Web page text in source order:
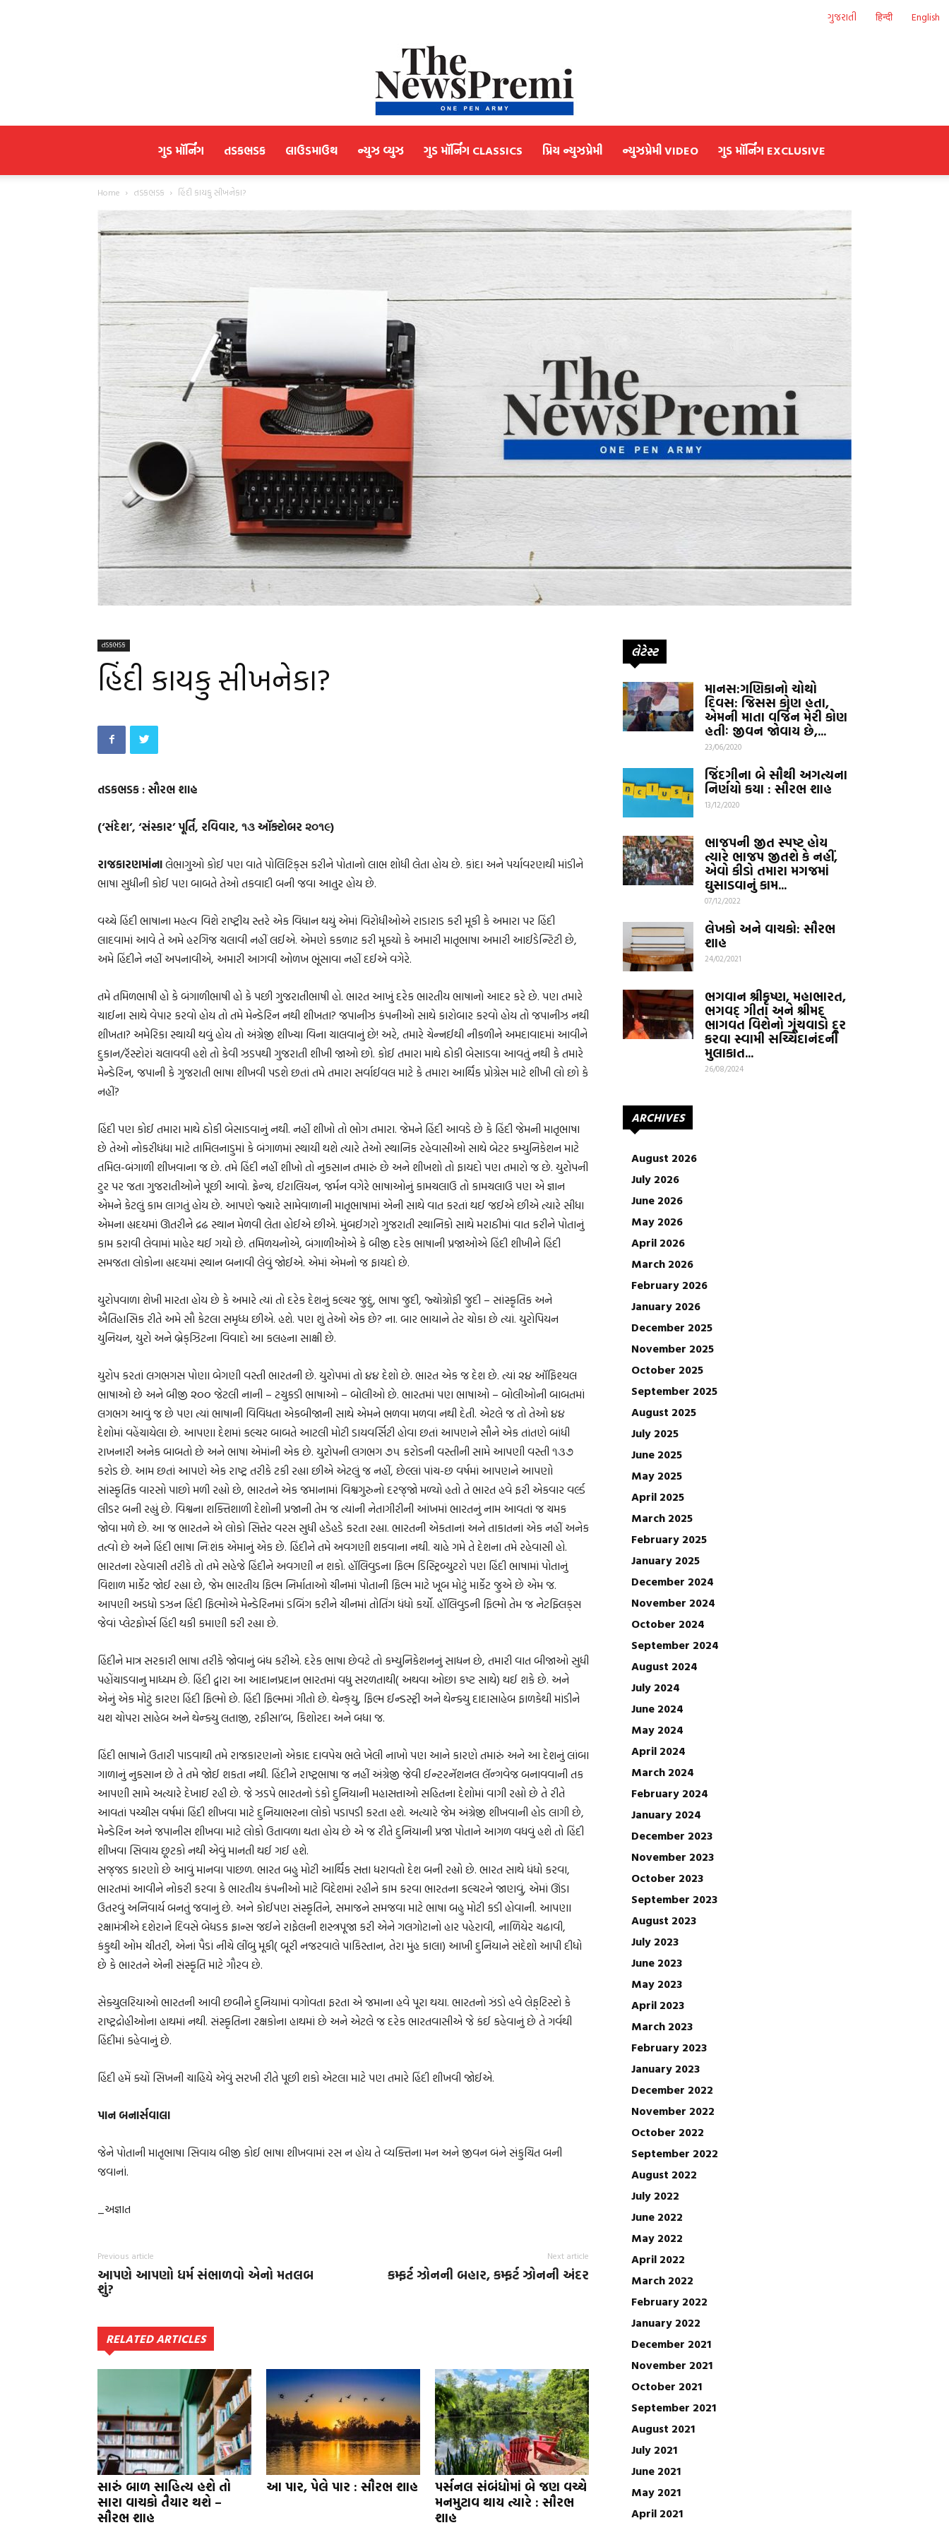
ગુજરાતી हिन्दी English
ગુડ મૉર્નિંગ તડકભડક લાઉડમાઉથ ન્યુઝ વ્યુઝ ગુડ મૉર્નિંગ CLASSICS પ્રિય ન્યુઝપ્રેમી ન્યુઝપ્રેમી VIDEO ગુડ મૉર્નિંગ EXCLUSIVE
Home તડકભડક હિંદી કાયકુ સીખનેકા?
તડકભડક
હિંદી કાયકુ સીખનેકા?
તડકભડક : સૌરભ શાહ
(‘સંદેશ’, ‘સંસ્કાર’ પૂર્તિ, રવિવાર, ૧૩ ઑક્ટોબર ૨૦૧૯)
રાજકારણમાંનાલેભાગુઓ કોઈ પણ વાતે પોલિટિક્‌સ કરીને પોતાનો લાભ શોધી લેતા હોય છે. કાંદા અને પર્યાવરણથી માંડીને
ભાષા સુધીની કોઈ પણ બાબતે તેઓ તકવાદી બની જવા આતુર હોય છે.
વચ્ચે હિંદી ભાષાના મહત્વ વિશે રાષ્ટ્રીય સ્તરે એક વિધાન થયું એમાં વિરોધીઓએ રાડારાડ કરી મૂકી કે અમારા પર હિંદી
લાદવામાં આવે તે અમે હરગિજ ચલાવી નહીં લઈએ. એમણે કકળાટ કરી મૂક્યો કે અમારી માતૃભાષા અમારી આઈડેન્ટિટી છે,
અમે હિંદીને નહીં અપનાવીએ, અમારી આગવી ઓળખ ભૂંસાવા નહીં દઈએ વગેરે.
તમે તમિળભાષી હો કે બંગાળીભાષી હો કે પછી ગુજરાતીભાષી હો. ભારત આખું દરેક ભારતીય ભાષાનો આદર કરે છે. પણ તમારે
ચાઈના સાથે વેપાર કરવો હોય તો તમે મેન્ડેરિન નથી શીખતા? જપાનીઝ કંપનીઓ સાથે કારોબાર કરવો હોય તો જપાનીઝ નથી
શીખતા? અમેરિકા સ્થાયી થવું હોય તો અંગ્રેજી શીખ્યા વિના ચાલવાનું છે! અરે, તમારે ચેન્નઈથી નીકળીને અમદાવાદમાં આવીને
દુકાન/રૅસ્ટોરાં ચલાવવી હશે તો કેવી ઝડપથી ગુજરાતી શીખી જાઓ છો. કોઈ તમારા માથે ઠોકી બેસાડવા આવતું નથી કે તમારે
મેન્ડેરિન, જપાની કે ગુજરાતી ભાષા શીખવી પડશે છતાં તમે તમારા સર્વાઈવલ માટે કે તમારા આર્થિક પ્રોગ્રેસ માટે શીખી લો છો કે
નહીં?
હિંદી પણ કોઈ તમારા માથે ઠોકી બેસાડવાનું નથી. નહીં શીખો તો ભોગ તમારા. જેમને હિંદી આવડે છે કે હિંદી જેમની માતૃભાષા
છે તેઓ નોકરીધંધા માટે તામિલનાડુમાં કે બંગાળમાં સ્થાયી થશે ત્યારે તેઓ સ્થાનિક રહેવાસીઓ સાથે બેટર કમ્યુનિકેશન માટે
તમિલ-બંગાળી શીખવાના જ છે. તમે હિંદી નહીં શીખો તો નુકસાન તમારું છે અને શીખશો તો ફાયદો પણ તમારો જ છે. યુરોપની
ટુર પર જતા ગુજરાતીઓને પૂછી આવો. ફ્રેન્ચ, ઈટાલિયન, જર્મન વગેરે ભાષાઓનું કામચલાઉ તો કામચલાઉ પણ એ જ્ઞાન
એમને કેટલું કામ લાગતું હોય છે. આપણે જ્યારે સામેવાળાની માતૃભાષામાં એની સાથે વાત કરતાં થઈ જઈએ છીએ ત્યારે સીધા
એમના હ્યદયમાં ઊતરીને દ્રઢ સ્થાન મેળવી લેતા હોઈએ છીએ. મુંબઈગરો ગુજરાતી સ્થાનિકો સાથે મરાઠીમાં વાત કરીને પોતાનું
કામ કરાવી લેવામાં માહેર થઈ ગયો છે. તમિળયનોએ, બંગાળીઓએ કે બીજી દરેક ભાષાની પ્રજાઓએ હિંદી શીખીને હિંદી
સમજતા લોકોના હ્યદયમાં સ્થાન બનાવી લેવું જોઈએ. એમાં એમનો જ ફાયદો છે.
યુરોપવાળા શેખી મારતા હોય છે કે અમારે ત્યાં તો દરેક દેશનું કલ્ચર જુદું, ભાષા જુદી, જ્યોગ્રોફી જુદી – સાંસ્કૃતિક અને
ઐતિહાસિક રીતે અમે સૌ કેટલા સમૃધ્ધ છીએ. હશે. પણ શું તેઓ એક છે? ના. બાર ભાયાને તેર ચોકા છે ત્યાં. યુરોપિયન
યુનિયન, યુરો અને બ્રેક્‌ઝિટના વિવાદો આ કલહના સાક્ષી છે.
યુરોપ કરતાં લગભગસ પોણા બેગણી વસ્તી ભારતની છે. યુરોપમાં તો ૪૪ દેશો છે. ભારત એક જ દેશ છે. ત્યાં ૨૪ ઑફિશ્યલ
ભાષાઓ છે અને બીજી ૨૦૦ જેટલી નાની – ટચુકડી ભાષાઓ – બોલીઓ છે. ભારતમાં પણ ભાષાઓ – બોલીઓની બાબતમાં
લગભગ આવું જ છે પણ ત્યાં ભાષાની વિવિધતા એકબીજાની સાથે એમને ભળવા મળવા નથી દેતી. એટલે જ તો તેઓ ૪૪
દેશોમાં વહેંચાયેલા છે. આપણા દેશમાં કલ્ચર બાબતે આટલી મોટી ડાયવર્સિટી હોવા છતાં આપણને સૌને એક તાંતણે બાંધી
રાખનારી અનેક બાબતો છે અને ભાષા એમાંની એક છે. યુરોપની લગભગ ૭૫ કરોડની વસ્તીની સામે આપણી વસ્તી ૧૩૭
કરોડ છે. આમ છતાં આપણે એક રાષ્ટ્ર તરીકે ટકી રહ્યા છીએ એટલું જ નહીં, છેલ્લાં પાંચ-છ વર્ષમાં આપણને આપણો
સાંસ્કૃતિક વારસો પાછો મળી રહ્યો છે, ભારતને એક જમાનામાં વિશ્વગુરુનો દરજ્‌જો મળ્યો હતો તે ભારત હવે ફરી એકવાર વર્લ્ડ
લીડર બની રહ્યું છે. વિશ્વના શક્તિશાળી દેશોની પ્રજાની તેમ જ ત્યાંની નેતાગીરીની આંખમાં ભારતનું નામ આવતાં જ ચમક
જોવા મળે છે. આ જ ભારતને એ લોકો સિત્તેર વરસ સુધી હડેહડે કરતા રહ્યા. ભારતની એકતાનાં અને તાકાતનાં એક નહીં અનેક
તત્વો છે અને હિંદી ભાષા નિઃશંક એમાનું એક છે. હિંદીને તમે અવગણી શકવાના નથી. ચાહે ગમે તે દેશના તમે રહેવાસી હો.
ભારતના રહેવાસી તરીકે તો તમે સહેજે હિંદીને અવગણી ન શકો. હૉલિવુડના ફિલ્મ ડિસ્ટ્રિબ્યુટરો પણ હિંદી ભાષામાં પોતાનું
વિશાળ માર્કેટ જોઈ રહ્યા છે, જેમ ભારતીય ફિલ્મ નિર્માતાઓ ચીનમાં પોતાની ફિલ્મ માટે ખૂબ મોટું માર્કેટ જુએ છે એમ જ.
આપણી અડધો ડઝન હિંદી ફિલ્મોએ મેન્ડેરિનમાં ડબિંગ કરીને ચીનમાં તોતિંગ ધંધો કર્યો. હૉલિવુડની ફિલ્મો તેમ જ નેટફ્લિક્‌સ
જેવાં પ્લેટફોર્મ્સ હિંદી થકી કમાણી કરી રહ્યા છે.
હિંદીને માત્ર સરકારી ભાષા તરીકે જોવાનું બંધ કરીએ. દરેક ભાષા છેવટે તો કમ્યુનિકેશનનું સાધન છે, તમારી વાત બીજાઓ સુધી
પહોંચાડવાનુ માધ્યમ છે. હિંદી દ્વારા આ આદાનપ્રદાન ભારતમાં વધુ સરળતાથી( અથવા ઓછા કષ્ટ સાથે) થઈ શકે છે. અને
એનું એક મોટું કારણ હિંદી ફિલ્મો છે. હિંદી ફિલ્મમાં ગીતો છે. થેન્ક્‌યુ, ફિલ્મ ઈન્ડસ્ટ્રી અને થેન્ક્યુ દાદાસાહેબ ફાળકેથી માંડીને
યશ ચોપરા સાહેબ અને થેન્ક્યુ લતાજી, રફીસા’બ, કિશોરદા અને બધા જ.
હિંદી ભાષાને ઉતારી પાડવાથી તમે રાજકારણનો એકાદ દાવપેચ ભલે ખેલી નાખો પણ આને કારણે તમારું અને આ દેશનું લાંબા
ગાળાનું નુકસાન છે તે તમે જોઈ શકતા નથી. હિંદીને રાષ્ટ્રભાષા જ નહીં અંગ્રેજી જેવી ઈન્ટરનૅશનલ લૅન્ગવેજ બનાવવાની તક
આપણી સામે અત્યારે દેખાઈ રહી છે. જે ઝડપે ભારતનો ડંકો દુનિયાની મહાસત્તાઓ સહિતના દેશોમાં વાગી રહ્યો છે તે રીતે
આવતાં પચ્ચીસ વર્ષમાં હિંદી શીખવા માટે દુનિયાભરના લોકો પડાપડી કરતા હશે. અત્યારે જેમ અંગ્રેજી શીખવાની હોડ લાગી છે,
મેન્ડેરિન અને જપાનીસ શીખવા માટે લોકો ઉતાવળા થતા હોય છે એ જ રીતે દુનિયાની પ્રજા પોતાને આગળ વધવું હશે તો હિંદી
શીખવા સિવાય છૂટકો નથી એવું માનતી થઈ ગઈ હશે.
સજ્‌જડ કારણો છે આવું માનવા પાછળ. ભારત બહુ મોટી આર્થિક સત્તા ધરાવતો દેશ બની રહ્યો છે. ભારત સાથે ધંધો કરવા,
ભારતમાં આવીને નોકરી કરવા કે ભારતીય કંપનીઓ માટે વિદેશમાં રહીને કામ કરવા ભારતના કલ્ચરને જાણવું, એમાં ઊંડા
ઉતરવું અનિવાર્ય બનતું જવાનું છે. અને કોઈપણ સંસ્કૃતિને, સમાજને સમજવા માટે ભાષા બહુ મોટી કડી હોવાની. આપણા
રક્ષામંત્રીએ દશેરાને દિવસે બેધડક ફ્રાન્સ જઈને રાફેલની શસ્ત્રપૂજા કરી એને ગલગોટાનો હાર પહેરાવી, નાળિયેર ચઢાવી,
કંકુથી ઓમ ચીતરી, એનાં પૈડાં નીચે લીંબુ મૂકી( બૂરી નજરવાલે પાકિસ્તાન, તેરા મુંહ કાલા) આખી દુનિયાને સંદેશો આપી દીધો
છે કે ભારતને એની સંસ્કૃતિ માટે ગૌરવ છે.
સેક્યુલરિયાઓ ભારતની આવી છબીને દુનિયામાં વગોવતા ફરતા એ જમાના હવે પૂરા થયા. ભારતનો ઝંડો હવે લેફ્‌ટિસ્ટો કે
રાષ્ટ્રદ્રોહીઓના હાથમાં નથી. સંસ્કૃતિના રક્ષકોના હાથમાં છે અને એટલે જ દરેક ભારતવાસીએ જે કંઈ કહેવાનું છે તે ગર્વથી
હિંદીમાં કહેવાનું છે.
હિંદી હમેં ક્યોં સિખની ચાહિયે એવું સરખી રીતે પૂછી શકો એટલા માટે પણ તમારે હિંદી શીખવી જોઈએ.
પાન બનાર્સવાલા
જેને પોતાની માતૃભાષા સિવાય બીજી કોઈ ભાષા શીખવામાં રસ ન હોય તે વ્યક્તિના મન અને જીવન બંને સંકુચિત બની
જવાનાં.
_અજ્ઞાત
Previous article
આપણે આપણો ધર્મ સંભાળવો એનો મતલબ
શું?
Next article
કમ્ફર્ટ ઝોનની બહાર, કમ્ફર્ટ ઝોનની અંદર
RELATED ARTICLES
સારું બાળ સાહિત્ય હશે તો
સારા વાચકો તૈયાર થશે –
સૌરભ શાહ
આ પાર, પેલે પાર : સૌરભ શાહ
પર્સનલ સંબંધોમાં બે જણ વચ્ચે
મનમુટાવ થાય ત્યારે : સૌરભ
શાહ
લેટેસ્ટ
માનસ:ગણિકાનો ચોથો
દિવસ: જિસસ કોણ હતા,
એમની માતા વર્જિન મેરી કોણ
હતીઃ જીવન જોવાય છે,...
23/06/2020
જિંદગીના બે સૌથી અગત્યના
નિર્ણયો કયા : સૌરભ શાહ
13/12/2020
ભાજપની જીત સ્પષ્ટ હોય
ત્યારે ભાજપ જીતશે કે નહીં,
એવો કીડો તમારા મગજમાં
ઘુસાડવાનું કામ...
07/12/2022
લેખકો અને વાચકો: સૌરભ
શાહ
24/02/2021
ભગવાન શ્રીકૃષ્ણ, મહાભારત,
ભગવદ્ ગીતા અને શ્રીમદ્
ભાગવત વિશેનો ગૂંચવાડો દૂર
કરવા સ્વામી સચ્ચિદાનંદની
મુલાકાત...
26/08/2024
ARCHIVES
August 2026
July 2026
June 2026
May 2026
April 2026
March 2026
February 2026
January 2026
December 2025
November 2025
October 2025
September 2025
August 2025
July 2025
June 2025
May 2025
April 2025
March 2025
February 2025
January 2025
December 2024
November 2024
October 2024
September 2024
August 2024
July 2024
June 2024
May 2024
April 2024
March 2024
February 2024
January 2024
December 2023
November 2023
October 2023
September 2023
August 2023
July 2023
June 2023
May 2023
April 2023
March 2023
February 2023
January 2023
December 2022
November 2022
October 2022
September 2022
August 2022
July 2022
June 2022
May 2022
April 2022
March 2022
February 2022
January 2022
December 2021
November 2021
October 2021
September 2021
August 2021
July 2021
June 2021
May 2021
April 2021